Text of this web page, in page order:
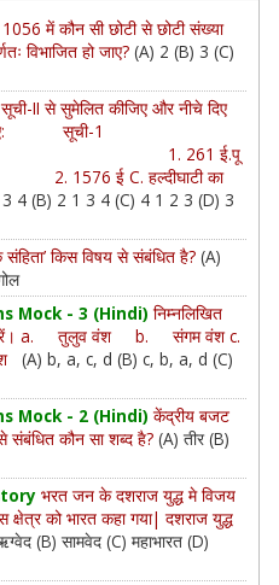
1056 में कौन सी छोटी से छोटी संख्या
विभाजित हो जाए? (A) 2 (B) 3 (C)
II से सुमेलित कीजिए और नीचे दिए
उत्तर चुनिए: सूची-1
युद्ध 1. 261 ई.पू
ई C. हल्दीघाटी का
4 (B) 2 1 3 4 (C) 4 1 2 3 (D) 3
संहिता’ किस विषय से संबंधित है? (A)
Mock - 3 (Hindi) निम्नलिखित
करें। a. तुलुव वंश b. संगम वंश c.
(A) b, a, c, d (B) c, b, a, d (C)
Mock - 2 (Hindi) केंद्रीय बजट
कौन सा शब्द है? (A) तीर (B)
भरत जन के दशराज युद्ध मे विजय
को भारत कहा गया| दशराज युद्ध
(B) सामवेद (C) महाभारत (D)